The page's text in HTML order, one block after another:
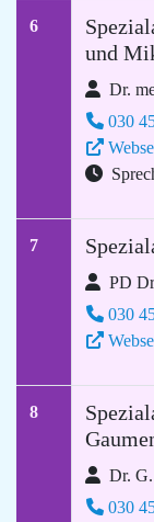
6
und
Dr.
030
7
PD
030
8
Dr.
030